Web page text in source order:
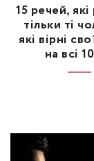
15 речей,
тільки ті
які вірні
на всі